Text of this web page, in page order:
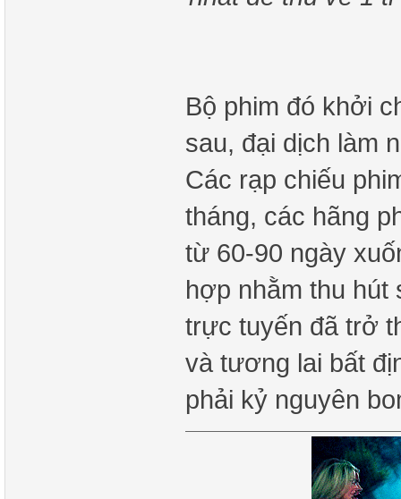
Bộ phim đó khởi
sau, đại dịch làm
Các rạp chiếu
tháng, các hãng
từ 60-90 ngày
hợp nhằm thu
trực tuyến đã trở
và tương lai bất
phải kỷ nguyên